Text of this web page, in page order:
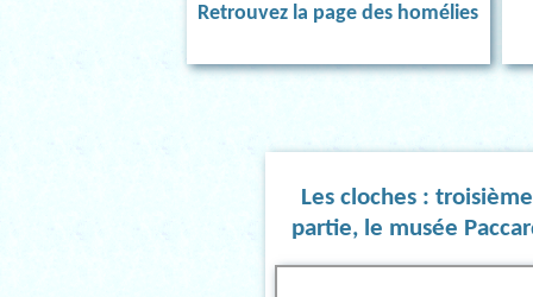
Retrouvez la page des homélies
Les cloches : troisième
partie, le musée